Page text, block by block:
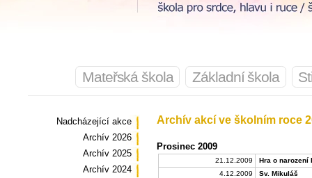
Mateřská škola Základní škola
Nadcházející akce
Archív 2026
Archív 2025
Archív 2024
Archív akcí ve školním roce
Prosinec 2009
21.12.2009
Hra o narození
4.12.2009
Sv. Mikuláš